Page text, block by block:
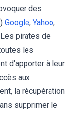
des
Google, Yahoo,
pirates de
les
d'apporter à leur
aux
la récupération
supprimer le